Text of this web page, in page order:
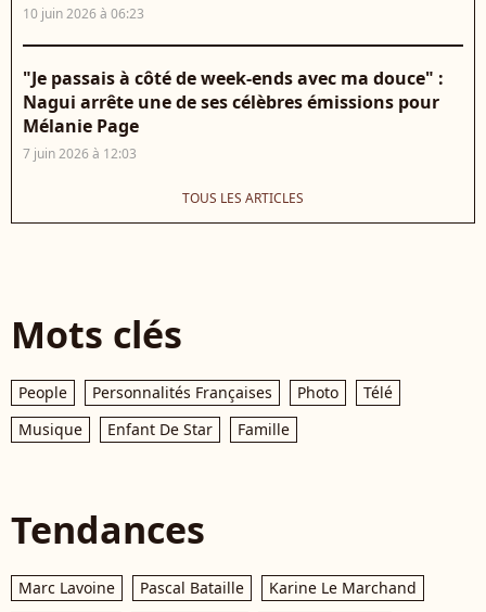
10 juin 2026 à 06:23
"Je passais à côté de week-ends avec ma douce" :
Nagui arrête une de ses célèbres émissions pour
Mélanie Page
7 juin 2026 à 12:03
TOUS LES ARTICLES
Mots clés
People Personnalités Françaises Photo
Télé
Musique
Enfant De Star Famille
Tendances
Marc Lavoine Pascal Bataille
Karine Le Marchand